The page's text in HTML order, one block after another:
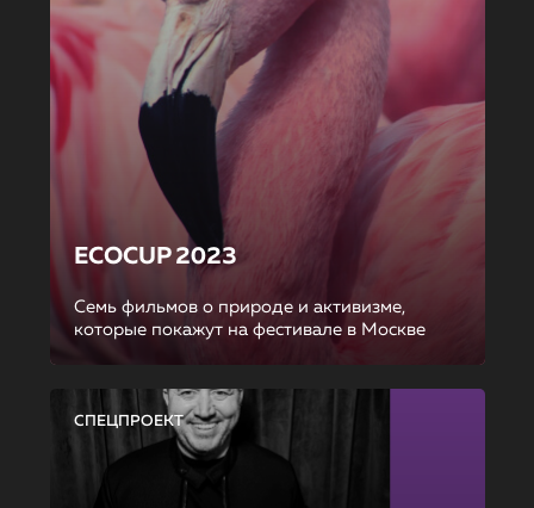
ECOCUP 2023
Семь фильмов о природе и активизме,
которые покажут на фестивале в Москве
СПЕЦПРОЕКТ